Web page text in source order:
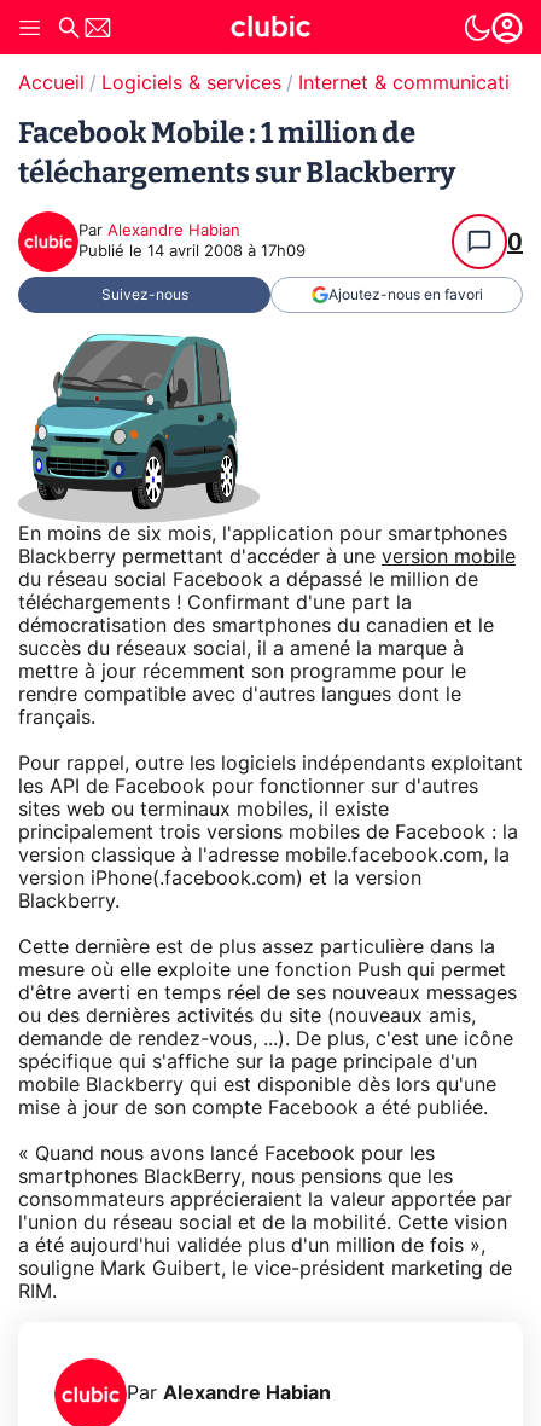
Accueil Logiciels & services Internet & communication
Facebook Mobile : 1 million de
téléchargements sur Blackberry
Par Alexandre Habian
Publié le 14 avril 2008 à 17h09 0
Suivez-nous Ajoutez-nous en favori
En moins de six mois, l'application pour smartphones
Blackberry permettant d'accéder à une version mobile
du réseau social Facebook a dépassé le million de
téléchargements ! Confirmant d'une part la
démocratisation des smartphones du canadien et le
succès du réseaux social, il a amené la marque à
mettre à jour récemment son programme pour le
rendre compatible avec d'autres langues dont le
français.
Pour rappel, outre les logiciels indépendants exploitant
les API de Facebook pour fonctionner sur d'autres
sites web ou terminaux mobiles, il existe
principalement trois versions mobiles de Facebook : la
version classique à l'adresse mobile.facebook.com, la
version iPhone(.facebook.com) et la version
Blackberry.
Cette dernière est de plus assez particulière dans la
mesure où elle exploite une fonction Push qui permet
d'être averti en temps réel de ses nouveaux messages
ou des dernières activités du site (nouveaux amis,
demande de rendez-vous, ...). De plus, c'est une icône
spécifique qui s'affiche sur la page principale d'un
mobile Blackberry qui est disponible dès lors qu'une
mise à jour de son compte Facebook a été publiée.
« Quand nous avons lancé Facebook pour les
smartphones BlackBerry, nous pensions que les
consommateurs apprécieraient la valeur apportée par
l'union du réseau social et de la mobilité. Cette vision
a été aujourd'hui validée plus d'un million de fois »,
souligne Mark Guibert, le vice-président marketing de
RIM.
Par Alexandre Habian